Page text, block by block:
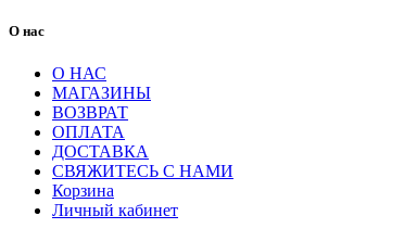
О нас
О НАС
МАГАЗИНЫ
ВОЗВРАТ
ОПЛАТА
ДОСТАВКА
СВЯЖИТЕСЬ С НАМИ
Корзина
Личный кабинет